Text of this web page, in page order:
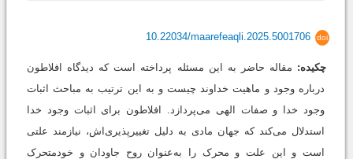
doi
10.22034/maarefeaqli.2025.5001706
چکیده: مقاله حاضر به این مسئله پرداخته است که دیدگاه افلاطون
درباره وجود و ماهیت خداوند چیست و به این ترتیب به مباحث اثبات
وجود خدا و صفات الهی می‌پردازد. افلاطون برای اثبات وجود خدا
استدلال می‌کند که جهان مادی به دلیل تغییرپذیری‌اش، نیازمند علتی
است و این علت و محرک را به‌عنوان روح جاودان و خودمتحرک